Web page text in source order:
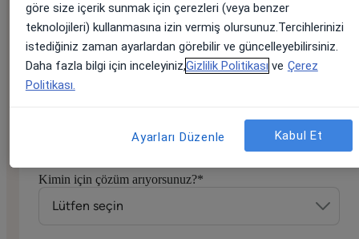
E-posta adresiniz
Kimin için çözüm arıyorsunuz?*
göre size içerik sunmak için çerezleri (veya benzer
teknolojileri) kullanmasına izin vermiş olursunuz.Tercihlerinizi
istediğiniz zaman ayarlardan görebilir ve güncelleyebilirsiniz.
Daha fazla bilgi için inceleyiniz,Gizlilik Politikası ve Çerez
Politikası.
Ayarları Düzenle Kabul Et